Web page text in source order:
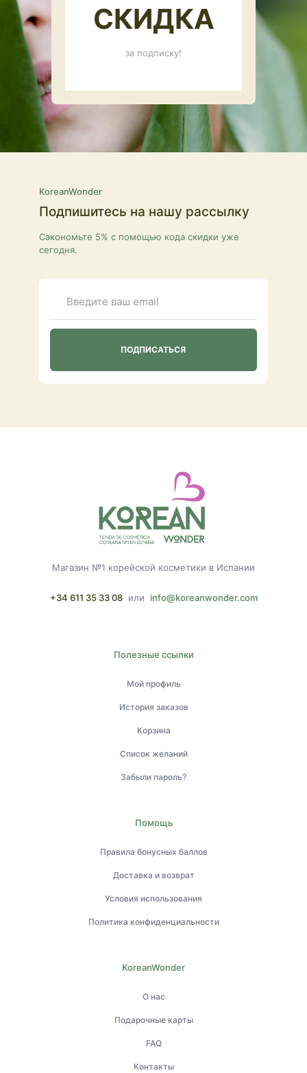
СКИДКА
за подписку!
KoreanWonder
Подпишитесь на нашу рассылку
Сэкономьте 5% с помощью кода скидки уже
сегодня.
Магазин №1 корейской косметики в Испании
+34 611 35 33 08 или info@koreanwonder.com
Полезные ссылки
Мой профиль
История заказов
Корзина
Список желаний
Забыли пароль?
Помощь
Правила бонусных баллов
Доставка и возврат
Условия использования
Политика конфиденциальности
KoreanWonder
О нас
Подарочные карты
FAQ
Контакты